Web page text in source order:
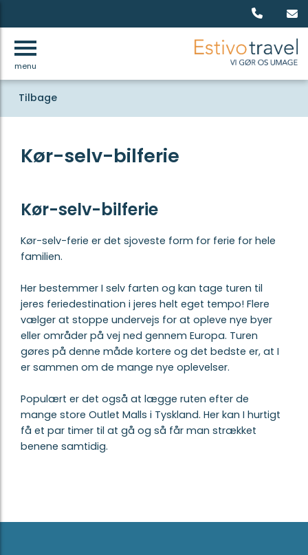
menu
Tilbage
Kør-selv-bilferie
Kør-selv-bilferie
Kør-selv-ferie er det sjoveste form for ferie for hele
familien.
Her bestemmer I selv farten og kan tage turen til
jeres feriedestination i jeres helt eget tempo! Flere
vælger at stoppe undervejs for at opleve nye byer
eller områder på vej ned gennem Europa. Turen
gøres på denne måde kortere og det bedste er, at I
er sammen om de mange nye oplevelser.
Populært er det også at lægge ruten efter de
mange store Outlet Malls i Tyskland. Her kan I hurtigt
få et par timer til at gå og så får man strækket
benene samtidig.